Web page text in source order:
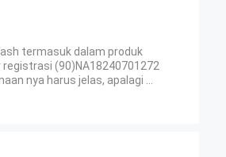
termasuk dalam produk
(90)NA18240701272
nya harus jelas, apalagi ...